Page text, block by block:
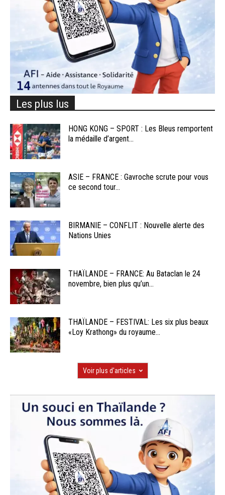
Les plus lus
HONG KONG – SPORT : Les Bleus remportent
la médaille d’argent...
ASIE – FRANCE : Gavroche scrute pour vous
ce second tour...
BIRMANIE – CONFLIT : Nouvelle alerte des
Nations Unies
THAÏLANDE – FRANCE: Au Bataclan le 24
novembre, bien plus qu’un...
THAÏLANDE – FESTIVAL: Les six plus beaux
«Loy Krathong» du royaume...
Voir plus d'articles